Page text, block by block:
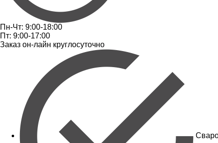
Пн-Чт: 9:00-18:00
Пт: 9:00-17:00
Заказ он-лайн круглосуточно